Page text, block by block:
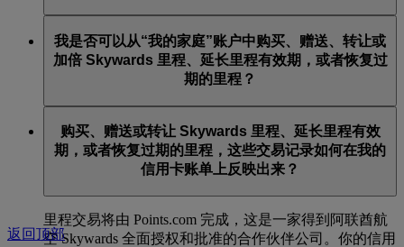
访问此页面了解更多信息。
低。
在每个日历年内，你可以恢复最少 1,000 Skywards 里
者恢复过期的里程，这些交易均可使用主流借记卡和信
用卡进行支付。不可使用现金付款。
我是否可以从“我的家庭”账户中购买、赠送、转让或
加倍 Skywards 里程、延长里程有效期，或者恢复过
期的里程？
的会员提供，不适用于“我的家庭”账户。这意味着“我的
家庭”账户无法购买额外的 Skywards 里程，也无法赠
送、转让或恢复里程。
购买、赠送或转让 Skywards 里程、延长里程有效
期，或者恢复过期的里程，这些交易记录如何在我的
信用卡账单上反映出来？
里程交易将由 Points.com 完成，这是一家得到阿联酋航
空 Skywards 全面授权和批准的合作伙伴公司。你的信用
返回顶部